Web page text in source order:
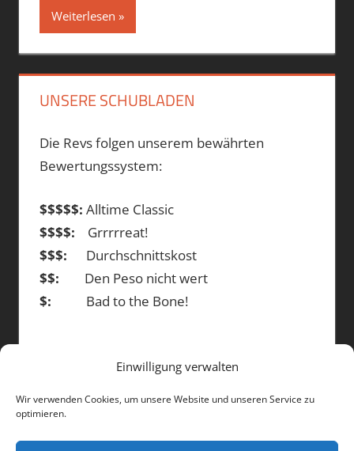
Einwilligung verwalten
Wir verwenden Cookies, um unsere Website und unseren Service zu
optimieren.
Weiterlesen
UNSERE SCHUBLADEN
Die Revs folgen unserem bewährten
Bewertungssystem:
$$$$$: Alltime Classic
$$$$: Grrrrreat!
$$$: Durchschnittskost
$$: Den Peso nicht wert
$: Bad to the Bone!
DIE BEITRÄGE